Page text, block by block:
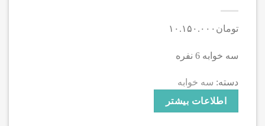
تومان ۱۰.۱۵۰.۰۰۰
سه خوابه 6 نفره
دسته: سه خوابه
اطلاعات بیشتر